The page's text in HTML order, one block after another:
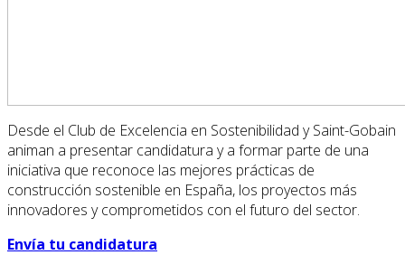
Desde el Club de Excelencia en Sostenibilidad y Saint-Gobain
animan a presentar candidatura y a formar parte de una
iniciativa que reconoce las mejores prácticas de
construcción sostenible en España, los proyectos más
innovadores y comprometidos con el futuro del sector.
Envía tu candidatura